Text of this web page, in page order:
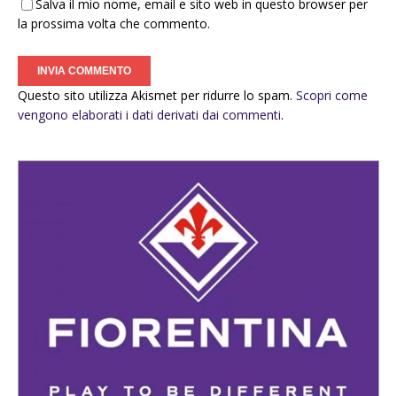
Salva il mio nome, email e sito web in questo browser per
la prossima volta che commento.
Questo sito utilizza Akismet per ridurre lo spam. Scopri come
vengono elaborati i dati derivati dai commenti.